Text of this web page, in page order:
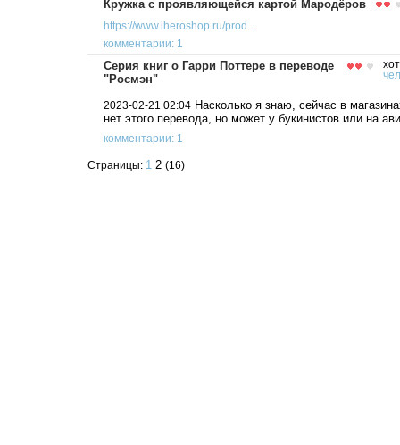
Кружка с проявляющейся картой Мародёров
https://www.iheroshop.ru/prod...
комментарии: 1
Серия книг о Гарри Поттере в переводе
"Росмэн"
2023-02-21 02:04 Насколько я знаю, сейчас в
нет этого перевода, но может у букинистов или на
комментарии: 1
Страницы: 1 2 (16)